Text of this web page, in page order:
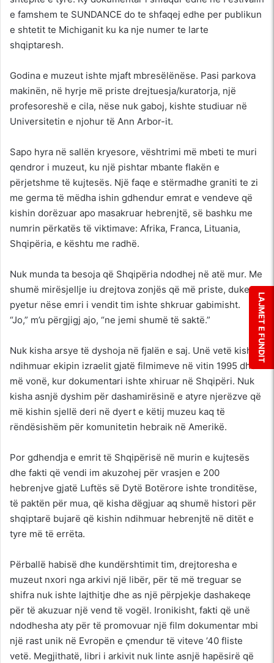
e famshem te SUNDANCE do te shfaqej edhe per publikun
e shtetit te Michiganit ku ka nje numer te larte
shqiptaresh.
Godina e muzeut ishte mjaft mbresëlënëse. Pasi parkova
makinën, në hyrje më priste drejtuesja/kuratorja, një
profesoreshë e cila, nëse nuk gaboj, kishte studiuar në
Universitetin e njohur të Ann Arbor-it.
Sapo hyra në sallën kryesore, vështrimi më mbeti te muri
qendror i muzeut, ku një pishtar mbante flakën e
përjetshme të kujtesës. Një faqe e stërmadhe graniti te zi
me germa të mëdha ishin gdhendur emrat e vendeve që
kishin dorëzuar apo masakruar hebrenjtë, së bashku me
numrin përkatës të viktimave: Afrika, Franca, Lituania,
Shqipëria, e kështu me radhë.
Nuk munda ta besoja që Shqipëria ndodhej në atë mur. Me
shumë mirësjellje iu drejtova zonjës që më priste, duke e
pyetur nëse emri i vendit tim ishte shkruar gabimisht.
“Jo,” m’u përgjigj ajo, “ne jemi shumë të saktë.”
Nuk kisha arsye të dyshoja në fjalën e saj. Unë vetë kisha
ndihmuar ekipin izraelit gjatë filmimeve në vitin 1995 dhe
më vonë, kur dokumentari ishte xhiruar në Shqipëri. Nuk
kisha asnjë dyshim për dashamirësinë e atyre njerëzve që
më kishin sjellë deri në dyert e këtij muzeu kaq të
rëndësishëm për komunitetin hebraik në Amerikë.
Por gdhendja e emrit të Shqipërisë në murin e kujtesës
dhe fakti që vendi im akuzohej për vrasjen e 200
hebrenjve gjatë Luftës së Dytë Botërore ishte tronditëse,
të paktën për mua, që kisha dëgjuar aq shumë histori për
shqiptarë bujarë që kishin ndihmuar hebrenjtë në ditët e
tyre më të errëta.
Përballë habisë dhe kundërshtimit tim, drejtoresha e
muzeut nxori nga arkivi një libër, për të më treguar se
shifra nuk ishte lajthitje dhe as një përpjekje dashakeqe
për të akuzuar një vend të vogël. Ironikisht, fakti që unë
ndodhesha aty për të promovuar një film dokumentar mbi
një rast unik në Evropën e çmendur të viteve ’40 fliste
vetë. Megjithatë, libri i arkivit nuk linte asnjë hapësirë që
LAJMET E FUNDIT